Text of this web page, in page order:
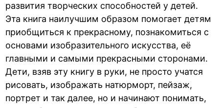
развития творческих способностей у детей.
Эта книга наилучшим образом помогает детям
приобщиться к прекрасному, познакомиться с
основами изобразительного искусства, её
главными и самыми прекрасными сторонами.
Дети, взяв эту книгу в руки, не просто учатся
рисовать, изображать натюрморт, пейзаж,
портрет и так далее, но и начинают понимать,